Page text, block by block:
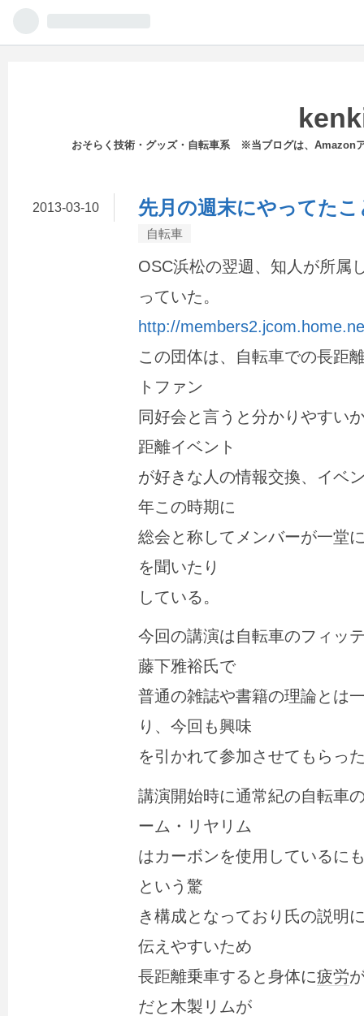
おそらく技術・グッズ・自転車系 ※当ブログは、Amazon
2013-03-10 先月の週末にやってた
自転車
OSC浜松の翌週、知人が所属
っていた。
http://
この団体は、自転車での長距
トファン
同好会と言うと分かりやすい
距離イベント
が好きな人の情報交換、イベ
年この時期に
総会と称してメンバーが一堂
を聞いたり
している。
今回の講演は自転車のフィッ
藤下雅裕氏で
普通の雑誌や書籍の理論とは
り、今回も興味
を引かれて参加させてもらっ
講演開始時に通常紀の自転車
ーム・リヤリム
はカーボンを使用しているに
という驚
き構成となっており氏の説明
伝えやすいため
長距離乗車すると身体に疲労
だと木製リムが